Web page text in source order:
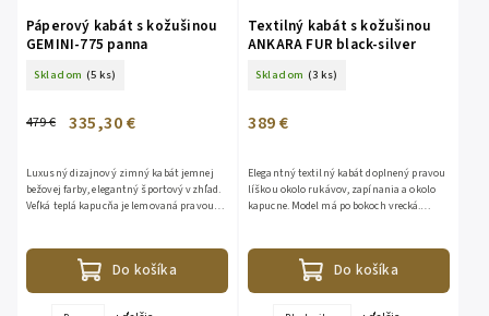
Páperový kabát s kožušinou
GEMINI-775 panna
Skladom (5 ks)
479 € 335,30 €
Do košíka
Luxusný dizajnový zimný kabát jemnej
bežovej farby, elegantný športový vzhľad.
Veľká teplá kapucňa je lemovaná pravou
Textilný kabát s kožušinou
ANKARA FUR black-silver
Skladom (3 ks)
389 €
Do košíka
Elegantný textilný kabát doplnený pravou
líškou okolo rukávov, zapínania a okolo
kapucne. Model má po bokoch vrecká.